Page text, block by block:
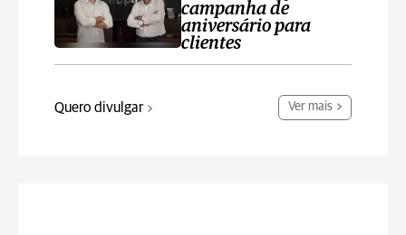
campanha de
aniversário para
clientes
Quero divulgar Ver mais